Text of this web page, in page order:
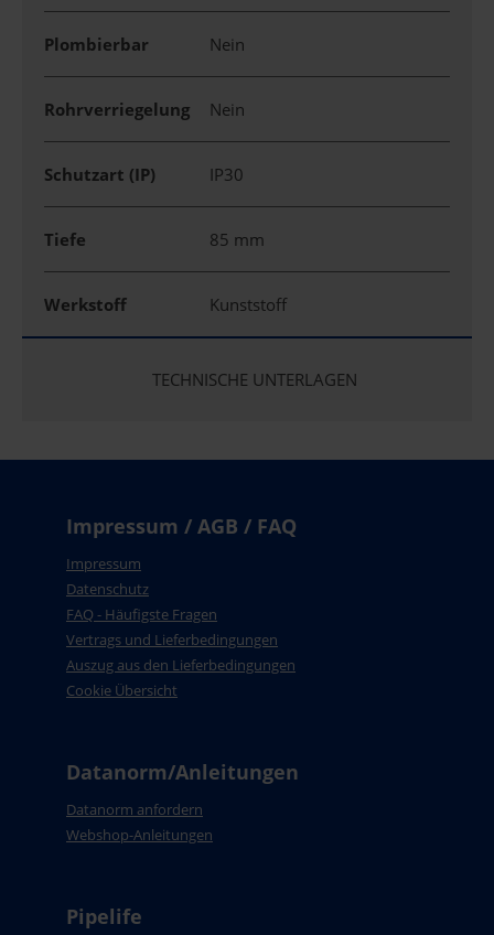
Plombierbar Nein
Rohrverriegelung Nein
Schutzart (IP) IP30
Tiefe 85 mm
Werkstoff Kunststoff
TECHNISCHE UNTERLAGEN
Impressum / AGB / FAQ
Impressum
Datenschutz
FAQ - Häufigste Fragen
Vertrags und Lieferbedingungen
Auszug aus den Lieferbedingungen
Cookie Übersicht
Datanorm/Anleitungen
Datanorm anfordern
Webshop-Anleitungen
Pipelife